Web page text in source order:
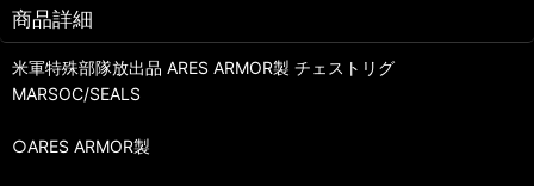
商品詳細
米軍特殊部隊放出品 ARES ARMOR製 チェストリグ
MARSOC/SEALS
○ARES ARMOR製